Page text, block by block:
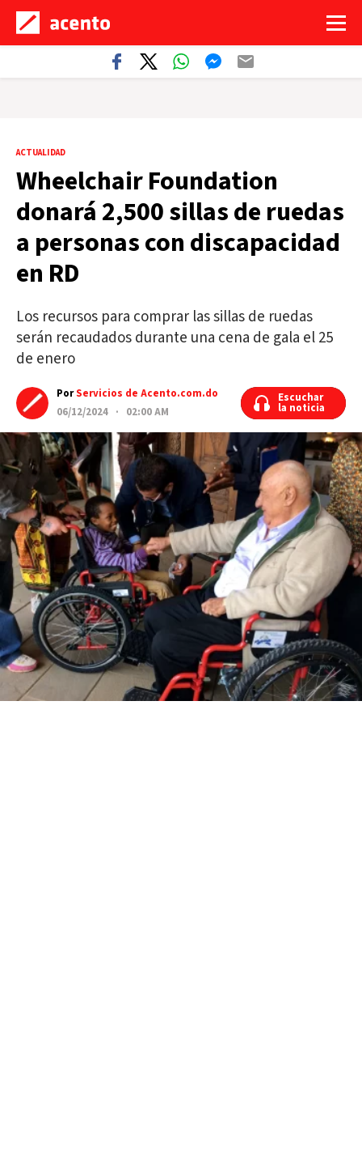
ACTUALIDAD
Wheelchair Foundation
donará 2,500 sillas de ruedas
a personas con discapacidad
en RD
Los recursos para comprar las sillas de ruedas
serán recaudados durante una cena de gala el 25
de enero
PorServicios de Acento.com.do
06/12/2024 · 02:00 AM
Escuchar
la noticia
Escuchar
la noticia